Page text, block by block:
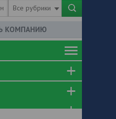
Все рубрики
КОМПАНИЮ